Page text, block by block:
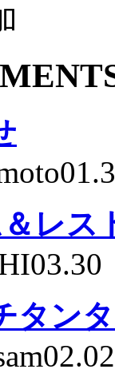
レス
タン